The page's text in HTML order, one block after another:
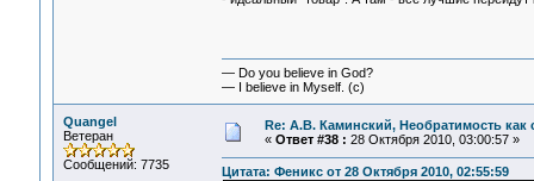
— Do you believe in God?
— I believe in Myself. (c)
Quangel
Ветеран
Сообщений: 7735
Re: А.В. Каминский, Необратимость как
« Ответ #38 : 28 Октября 2010, 03:00:57 »
Цитата: Феникс от 28 Октября 2010, 02:55:59